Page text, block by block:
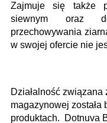
Zajmuje się także
siewnym oraz
przechowywania
w swojej ofercie nie
Działalność
magazynowej została
produktach. Dotnuva